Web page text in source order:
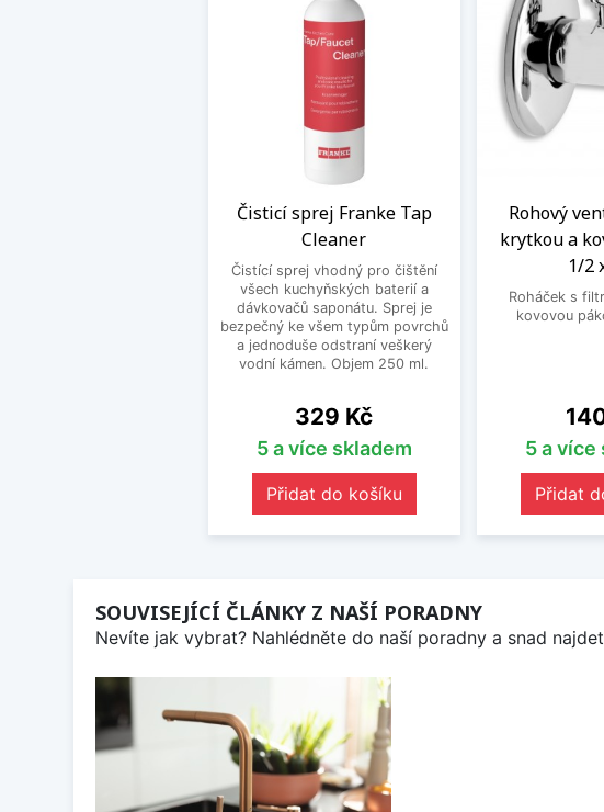
Čisticí sprej Franke Tap
Cleaner
Čistící sprej vhodný pro čištění
všech kuchyňských baterií a
dávkovačů saponátu. Sprej je
bezpečný ke všem typům povrchů
a jednoduše odstraní veškerý
vodní kámen. Objem 250 ml.
Cena
329 Kč
5 a více skladem
Přidat do košíku
Rohový
krytkou a
1/2
Roháček s
kovovou
5 a více
Přidat
SOUVISEJÍCÍ ČLÁNKY Z NAŠÍ PORADNY
Nevíte jak vybrat? Nahlédněte do naší poradny a snad